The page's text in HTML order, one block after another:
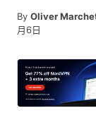
By Oliver
月6日